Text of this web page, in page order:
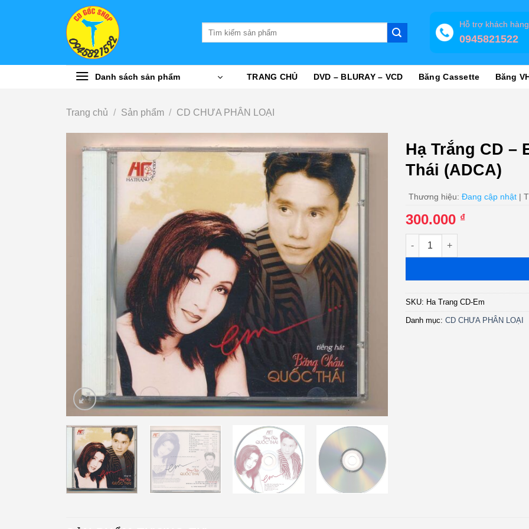
Hỗ trợ khách hàng
0945821522
Danh sách sản phẩm TRANG CHỦ DVD – BLURAY – VCD Băng Cassette Băng
Trang chủ / Sản phẩm / CD CHƯA PHÂN LOẠI
Hạ Trắng CD –
Thái (ADCA)
Thương hiệu: Đang cập nhật |
300.000 ₫
Hạ Trắng CD - Em - Băng
SKU: Ha Trang CD-Em
Danh mục: CD CHƯA PHÂN LOẠI